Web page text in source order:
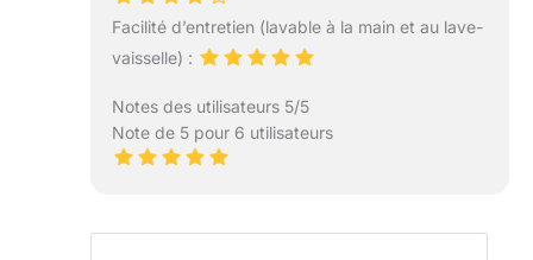
Facilité d’entretien (lavable à la main et au lave-
vaisselle) :
Notes des utilisateurs 5/5
Note de 5 pour 6 utilisateurs